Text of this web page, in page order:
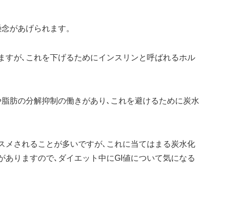
があげられます。
が､これを下げるためにインスリンと呼ばれるホル
肪の分解抑制の働きがあり､これを避けるために炭水
メされることが多いですが､これに当てはまる炭水化
りますので､ダイエット中にGI値について気になる